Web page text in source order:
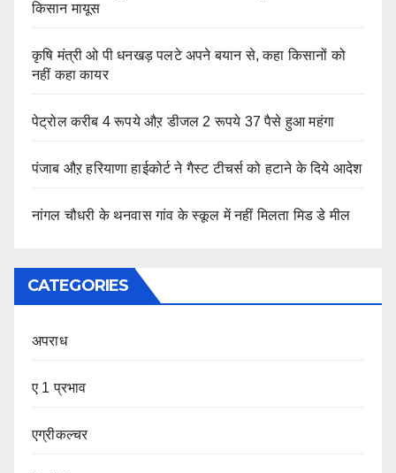
किसान मायूस
कृषि मंत्री ओ पी धनखड़ पलटे अपने बयान से, कहा किसानों को
नहीं कहा कायर
पेट्रोल करीब 4 रूपये औऱ डीजल 2 रूपये 37 पैसे हुआ महंगा
पंजाब औऱ हरियाणा हाईकोर्ट ने गैस्ट टीचर्स को हटाने के दिये आदेश
नांगल चौधरी के थनवास गांव के स्कूल में नहीं मिलता मिड डे मील
CATEGORIES
अपराध
ए 1 प्रभाव
एग्रीकल्चर